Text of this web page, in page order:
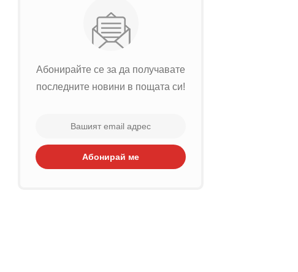
Абонирайте се за да получавате
последните новини в пощата си!
Абонирай ме